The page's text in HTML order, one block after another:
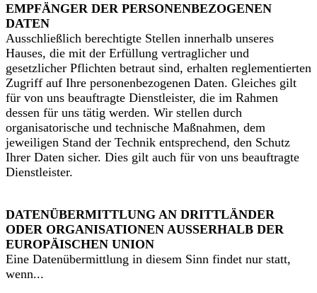
EMPFÄNGER DER PERSONENBEZOGENEN
DATEN
Ausschließlich berechtigte Stellen innerhalb unseres
Hauses, die mit der Erfüllung vertraglicher und
gesetzlicher Pflichten betraut sind, erhalten reglementierten
Zugriff auf Ihre personenbezogenen Daten. Gleiches gilt
für von uns beauftragte Dienstleister, die im Rahmen
dessen für uns tätig werden. Wir stellen durch
organisatorische und technische Maßnahmen, dem
jeweiligen Stand der Technik entsprechend, den Schutz
Ihrer Daten sicher. Dies gilt auch für von uns beauftragte
Dienstleister.
DATENÜBERMITTLUNG AN DRITTLÄNDER
ODER ORGANISATIONEN AUSSERHALB DER
EUROPÄISCHEN UNION
Eine Datenübermittlung in diesem Sinn findet nur statt,
wenn...